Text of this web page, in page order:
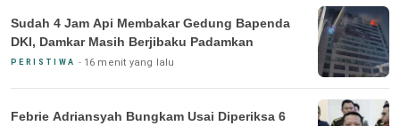
Sudah 4 Jam Api Membakar Gedung Bapenda
DKI, Damkar Masih Berjibaku Padamkan
PERISTIWA 16 menit yang lalu
Febrie Adriansyah Bungkam Usai Diperiksa 6